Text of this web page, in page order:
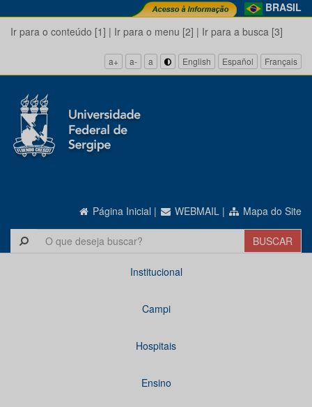
BRASIL
Ir para o conteúdo [1] | Ir para o menu [2] | Ir para a busca [3]
a+ a- a English Español Français
Página Inicial | WEBMAIL | Mapa do Site
Institucional
Campi
Hospitais
Ensino